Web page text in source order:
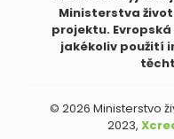
Ministerstva
projektu.
jakékoliv použití
© 2026 Ministerstvo
2023,